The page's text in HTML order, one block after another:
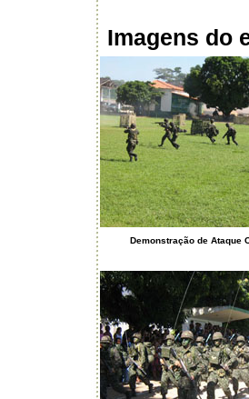
Imagens do
Demonstração de Ataque